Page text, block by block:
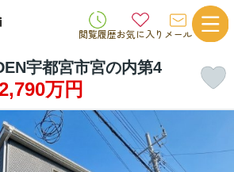
閲覧履歴お気に入り メール
宇都宮市宮の内第4
万円